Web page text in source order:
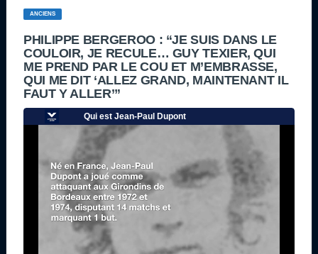
ANCIENS
PHILIPPE BERGEROO : “JE SUIS DANS LE
COULOIR, JE RECULE… GUY TEXIER, QUI
ME PREND PAR LE COU ET M’EMBRASSE,
QUI ME DIT ‘ALLEZ GRAND, MAINTENANT IL
FAUT Y ALLER’”